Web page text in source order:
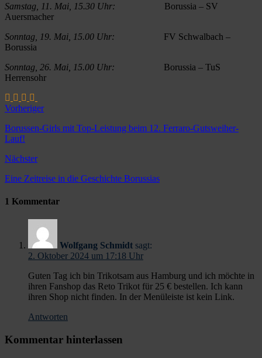
Samstag, 11. Mai, 15.30 Uhr:
Borussia – SV
Auersmacher
Sonntag, 19. Mai, 15.00 Uhr: FV Schwalbach –
Borussia
Sonntag, 26. Mai, 15.00 Uhr: Borussia – TuS
Herrensohr
Vorheriger
Borussen-Girls mit Top-Leistung beim 12. Ferraro-Gutsweiher-
Lauf!
Nächster
Eine Zeitreise in die Geschichte Borussias
1 Kommentar
Wolfgang Schmidt sagt:
2. Oktober 2024 um 17:18 Uhr
Guten Tag ich bin Trikotsam aus Hamburg und ich möchte in
ihren Fanshop das Reto Trikot für 25 € bestellen. Ich kann
ihren Shop nicht finden. In der Menüleiste ist kein Link.
Antworten
Kommentar hinterlassen